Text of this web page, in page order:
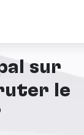
sur
le